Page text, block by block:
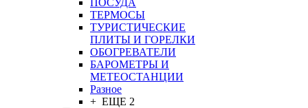
ПОСУДА
ТЕРМОСЫ
ТУРИСТИЧЕСКИЕ
ПЛИТЫ И ГОРЕЛКИ
ОБОГРЕВАТЕЛИ
БАРОМЕТРЫ И
МЕТЕОСТАНЦИИ
Разное
+ ЕЩЕ 2